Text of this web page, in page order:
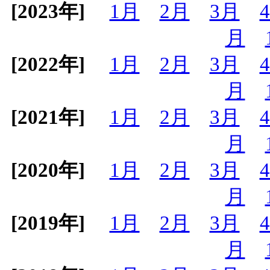
[2023年]
1月 2月 3月
月
[2022年]
1月 2月 3月
月
[2021年]
1月 2月 3月
月
[2020年]
1月 2月 3月
月
[2019年]
1月 2月 3月
月